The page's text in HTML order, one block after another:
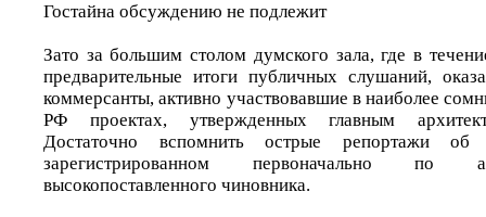
Гостайна обсуждению не подлежит
Зато за большим столом думского зала, где в
предварительные итоги публичных слушаний,
коммерсанты, активно участвовавшие в наиболее
РФ проектах, утвержденных главным
Достаточно вспомнить острые репортажи
зарегистрированном первоначально по
высокопоставленного чиновника.